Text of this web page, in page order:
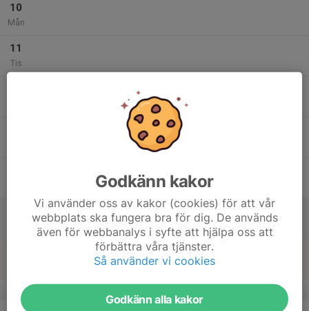
10
Mån
11
Tis
Träning söndagsskytte
Ledigt utrymme
Godkänn kakor
Vi använder oss av kakor (cookies) för att vår
webbplats ska fungera bra för dig. De används
även för webbanalys i syfte att hjälpa oss att
förbättra våra tjänster.
Så använder vi cookies
Godkänn alla kakor